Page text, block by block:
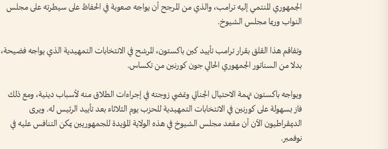
الجمهوري ⁠المنتمي إليه ترامب، والذي من المرجح أن يواجه صعوبة في الحفاظ على سيطرته على مجلس
النواب وربما مجلس الشيوخ.
وتفاقم هذا القلق بقرار ​ترامب تأييد ⁠كين باكستون، ⁠المرشح في الانتخابات التمهيدية الذي يواجه فضيحة،
بدلا من السناتور الجمهوري الحالي جون كورنين من تكساس.
ويواجه باكستون تهمة الاحتيال الجنائي وتمضي زوجته في ⁠إجراءات الطلاق منه لأسباب دينية، ومع ذلك
فاز بسهولة على كورنين في الانتخابات التمهيدية للحزب يوم الثلاثاء بعد تأييد الرئيس له. ويرى
الديمقراطيون الآن أن مقعد مجلس الشيوخ في هذه الولاية المؤيدة للجمهوريين يمكن التنافس عليه في
نوفمبر.